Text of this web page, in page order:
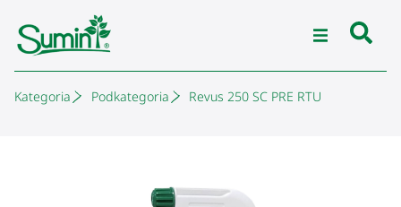
Kategoria Podkategoria Revus 250 SC PRE RTU